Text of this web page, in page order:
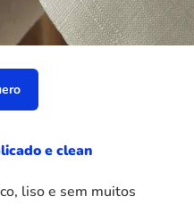
e clean
liso e sem muitos